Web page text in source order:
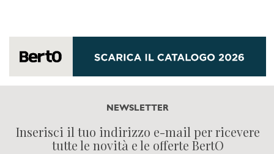
NEWSLETTER
Inserisci il tuo indirizzo e-mail per ricevere
tutte le novità e le offerte BertO